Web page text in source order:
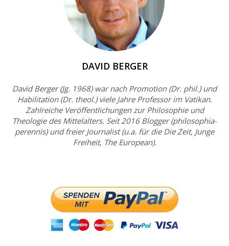
DAVID BERGER
David Berger (Jg. 1968) war nach Promotion (Dr. phil.) und
Habilitation (Dr. theol.) viele Jahre Professor im Vatikan.
Zahlreiche Veröffentlichungen zur Philosophie und
Theologie des Mittelalters. Seit 2016 Blogger (philosophia-
perennis) und freier Journalist (u.a. für die Die Zeit, Junge
Freiheit, The European).